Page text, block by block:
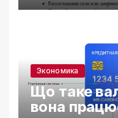
Экономика
Що таке
вона